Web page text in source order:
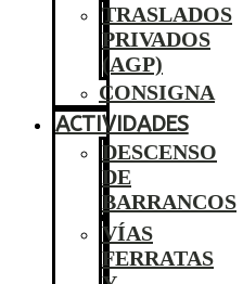
TRASLADOS
PRIVADOS
(AGP)
CONSIGNA
ACTIVIDADES
DESCENSO
DE
BARRANCOS
VÍAS
FERRATAS